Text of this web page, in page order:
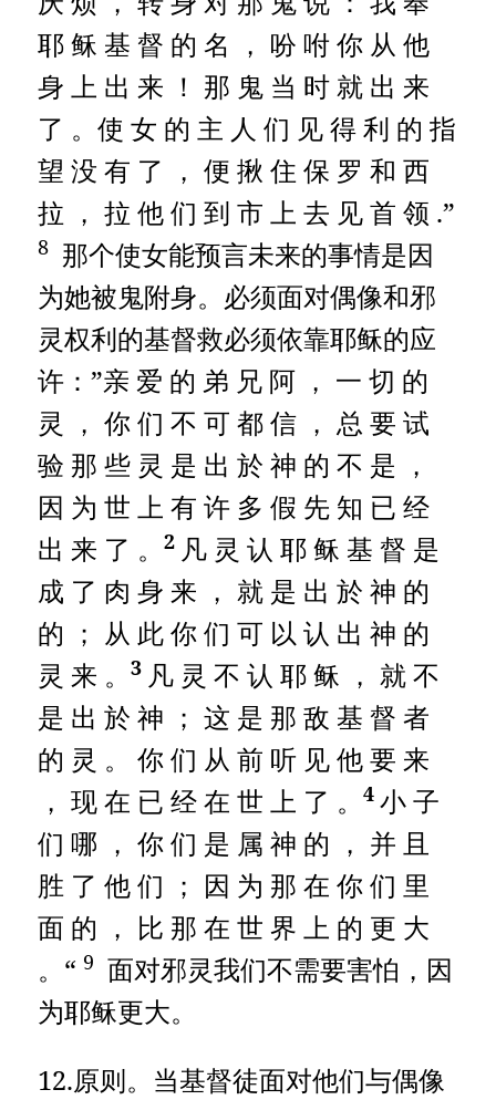
耶 稣 基 督 的 名 ， 吩 咐 你 从 他
身 上 出 来 ！ 那 鬼 当 时 就 出 来
了 。使 女 的 主 人 们 见 得 利 的 指
望 没 有 了 ， 便 揪 住 保 罗 和 西
拉 ， 拉 他 们 到 市 上 去 见 首 领 .”
8 那个使女能预言未来的事情是因
为她被鬼附身。必须面对偶像和邪
灵权利的基督救必须依靠耶稣的应
许：”亲 爱 的 弟 兄 阿 ， 一 切 的
灵 ， 你 们 不 可 都 信 ， 总 要 试
验 那 些 灵 是 出 於 神 的 不 是 ，
因 为 世 上 有 许 多 假 先 知 已 经
出 来 了 。2 凡 灵 认 耶 稣 基 督 是
成 了 肉 身 来 ， 就 是 出 於 神 的
的 ； 从 此 你 们 可 以 认 出 神 的
灵 来 。3 凡 灵 不 认 耶 稣 ， 就 不
是 出 於 神 ； 这 是 那 敌 基 督 者
的 灵 。 你 们 从 前 听 见 他 要 来
， 现 在 已 经 在 世 上 了 。4 小 子
们 哪 ， 你 们 是 属 神 的 ， 并 且
胜 了 他 们 ； 因 为 那 在 你 们 里
面 的 ， 比 那 在 世 界 上 的 更 大
。“ 9 面对邪灵我们不需要害怕，因
为耶稣更大。
12.原则。当基督徒面对他们与偶像